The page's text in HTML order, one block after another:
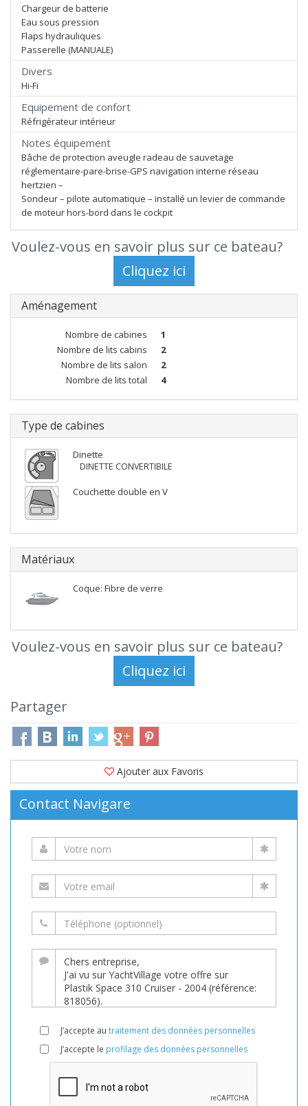
Chargeur de batterie
Eau sous pression
Flaps hydrauliques
Passerelle (MANUALE)
Divers
Hi-Fi
Equipement de confort
Réfrigérateur intérieur
Notes équipement
Bâche de protection aveugle radeau de sauvetage
réglementaire-pare-brise-GPS navigation interne réseau
hertzien –
Sondeur – pilote automatique – installé un levier de commande
de moteur hors-bord dans le cockpit
Voulez-vous en savoir plus sur ce bateau?
Aménagement
Nombre de cabines
1
Nombre de lits cabins
2
Nombre de lits salon
2
Nombre de lits total
4
Type de cabines
Dinette
DINETTE CONVERTIBILE
Couchette double en V
Matériaux
Coque: Fibre de verre
Voulez-vous en savoir plus sur ce bateau?
Partager
Ajouter aux Favoris
Contact Navigare
J’accepte au traitement des données personnelles
J’accepte le profilage des données personnelles